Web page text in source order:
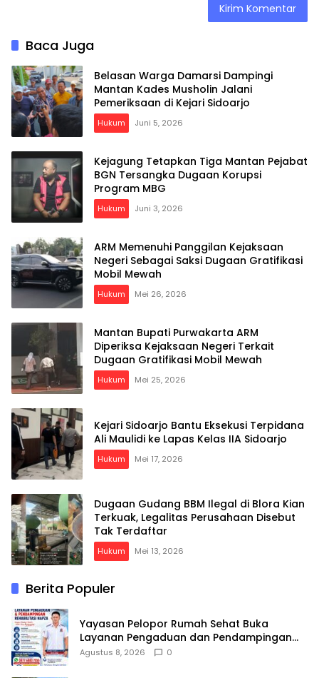
Baca Juga
Belasan Warga Damarsi Dampingi
Mantan Kades Musholin Jalani
Pemeriksaan di Kejari Sidoarjo
Hukum Juni 5, 2026
Kejagung Tetapkan Tiga Mantan Pejabat
BGN Tersangka Dugaan Korupsi
Program MBG
Hukum Juni 3, 2026
ARM Memenuhi Panggilan Kejaksaan
Negeri Sebagai Saksi Dugaan Gratifikasi
Mobil Mewah
Hukum Mei 26, 2026
Mantan Bupati Purwakarta ARM
Diperiksa Kejaksaan Negeri Terkait
Dugaan Gratifikasi Mobil Mewah
Hukum Mei 25, 2026
Kejari Sidoarjo Bantu Eksekusi Terpidana
Ali Maulidi ke Lapas Kelas IIA Sidoarjo
Hukum Mei 17, 2026
Dugaan Gudang BBM Ilegal di Blora Kian
Terkuak, Legalitas Perusahaan Disebut
Tak Terdaftar
Hukum Mei 13, 2026
Berita Populer
Yayasan Pelopor Rumah Sehat Buka
Layanan Pengaduan dan Pendampingan
Rehabilitasi NAPZA 24 Jam
Agustus 8, 2026 0